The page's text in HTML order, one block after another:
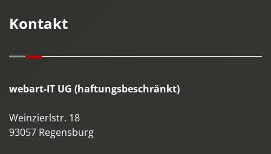
Kontakt
webart-IT UG (haftungsbeschränkt)
Weinzierlstr. 18
93057 Regensburg